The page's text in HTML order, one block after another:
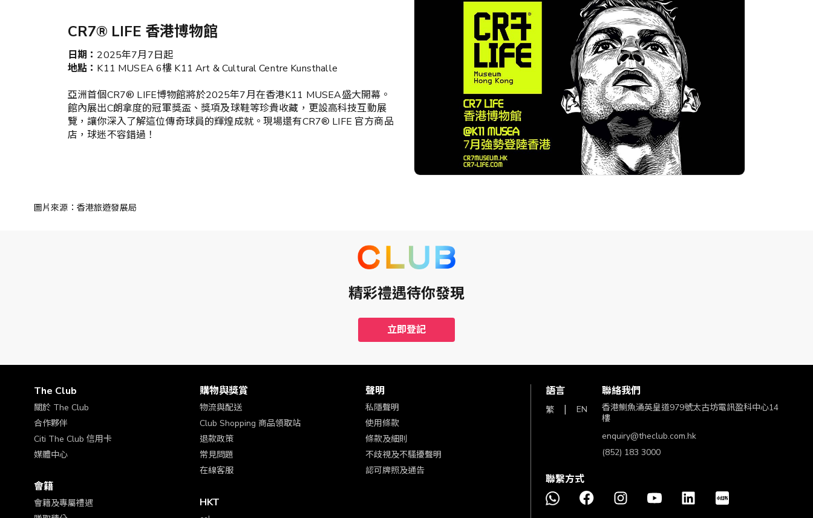
CR7® LIFE 香港博物館
日期： 2025年7月7日起
地點： K11 MUSEA 6樓 K11 Art & Cultural Centre Kunsthalle
亞洲首個CR7® LIFE博物館將於2025年7月在香港K11 MUSEA盛大開幕。
館內展出C朗拿度的冠軍獎盃、獎項及球鞋等珍貴收藏，更設高科技互動展
覽，讓你深入了解這位傳奇球員的輝煌成就。現場還有CR7® LIFE 官方商品
店，球迷不容錯過！
圖片來源：香港旅遊發展局
精彩禮遇待你發現
立即登記
The Club
關於 The Club
合作夥伴
媒體中心
Citi The Club 信用卡
會籍
會籍及專屬禮遇
購物與獎賞
退款政策
常見問題
在線客服
Club Shopping 商品領取站
物流與配送
HKT
聲明
不歧視及不騷擾聲明
使用條款
私隱聲明
認可牌照及通告
條款及細則
語言
繁 EN
聯絡我們
香港鰂魚涌英皇道979號太古坊電訊盈科中心14
樓
enquiry@theclub.com.hk
(852) 183 3000
聯繫方式